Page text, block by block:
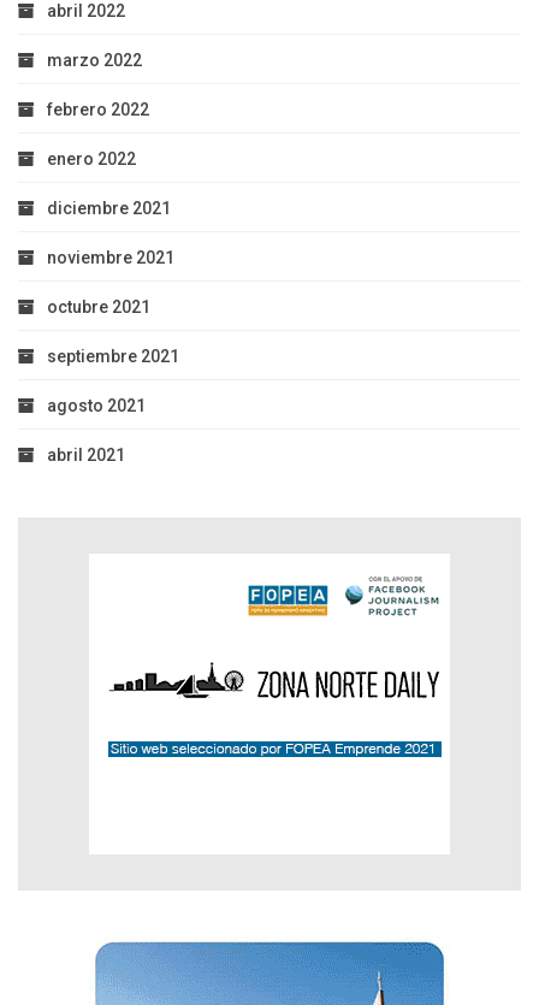
abril 2022
marzo 2022
febrero 2022
enero 2022
diciembre 2021
noviembre 2021
octubre 2021
septiembre 2021
agosto 2021
abril 2021